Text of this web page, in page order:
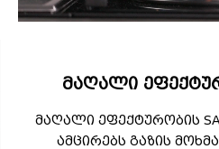
მაღალი
მაღალი ეფექტურობის
ამცირებს გაზის